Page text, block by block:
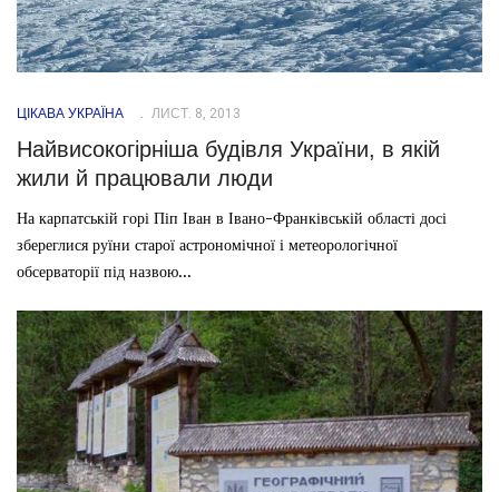
ЦІКАВА УКРАЇНА ЛИСТ. 8, 2013
Найвисокогірніша будівля України, в якій
жили й працювали люди
На карпатській горі Піп Іван в Івано-Франківській області досі
збереглися руїни старої астрономічної і метеорологічної
обсерваторії під назвою...